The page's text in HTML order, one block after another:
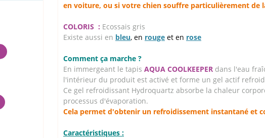
en voiture, ou si votre chien souffre particulièrement de
COLORIS : Ecossais gris
Existe aussi en bleu, en rouge et en rose
Comment ça marche ?
En immergeant le tapis AQUA COOLKEEPER dans l'eau
l'intérieur du produit est activé et forme un gel actif
Ce gel refroidissant Hydroquartz absorbe la chaleur
processus d'évaporation.
Cela permet d'obtenir un refroidissement instantané et
Caractéristiques :